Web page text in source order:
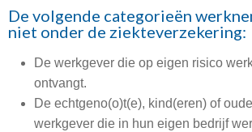
De volgende categorieën
niet onder de ziekteverzekering:
De werkgever die op eigen risico
ontvangt.
De echtgeno(o)t(e), kind(eren) of
werkgever die in hun eigen bedrijf